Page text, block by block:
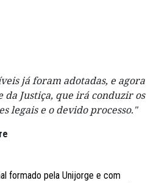
já foram adotadas, e agora
da Justiça, que irá conduzir os
legais e o devido processo."
formado pela Unijorge e com